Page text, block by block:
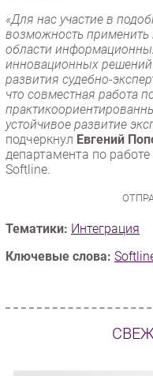
«Для нас участие в
возможность
области
инновационных
развития судебно-
что совместная работа
устойчивое развитие
подчеркнул Евгений
департамента по
Softline.
Тематики: Интеграция
Ключевые слова: